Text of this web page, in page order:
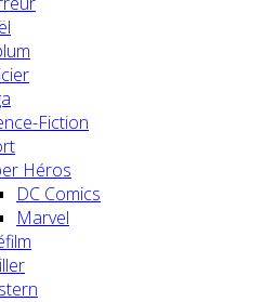
Fiction
Héros
DC Comics
Marvel